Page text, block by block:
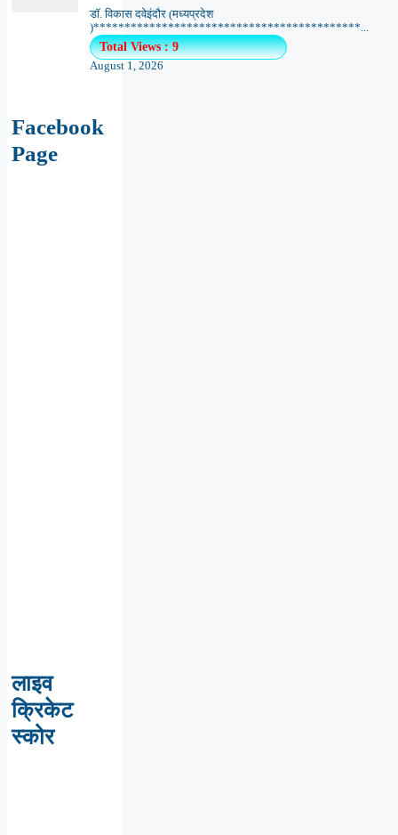
डॉ. विकास दवेइंदौर (मध्यप्रदेश
)*******************************************...
Total Views : 9
August 1, 2026
Facebook
Page
लाइव
क्रिकेट
स्कोर